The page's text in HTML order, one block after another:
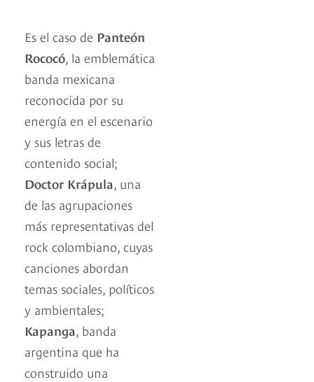
Es el caso de Panteón
Rococó, la emblemática
banda mexicana
reconocida por su
energía en el escenario
y sus letras de
contenido social;
Doctor Krápula, una
de las agrupaciones
más representativas del
rock colombiano, cuyas
canciones abordan
temas sociales, políticos
y ambientales;
Kapanga, banda
argentina que ha
construido una